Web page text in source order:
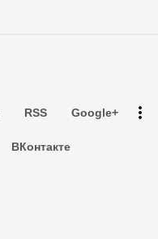
RSS Google+
ВКонтакте
more_vert
Партнери